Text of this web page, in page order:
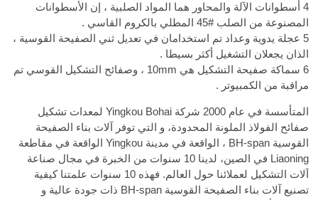
4 أسطوانات الآلة والمحاور هما المواد الصلبية ، إن الأسطوانات
المصنوعة من الصلب45# المطلي بالكروم القاسي .
5 عجلة يدوية وعداد تم استخدامان في تعديل ثني الصفيحة القوسية ،
الذان يجعلان التشغيل أكثر بسيطا .
6 سماكة صفيحة التشكيل هي 10mm ، وصفائح التشكيل القوسي تم
مراقبة من الكمبيوتر .
المتأسسة في عام 2000 شركة Yingkou Bohai لمعدات تشكيل
صفائح الفولاذ الملونة المحدودة، و التي توفر آلات بناء الصفيحة
القوسية BH-span ، الواقعة في مدينة Yingkou الواقعة في مقاطعة
Liaoning في الصين، لدينا 10 سنوات من الخبرة في مجال صناعة
آلات التشكيل لعملائنا حول العالم. فهذه 10 سنوات علمتنا كيفية
تصنيع آلات بناء الصفيحة القوسية BH-span ذات جودة عالية و